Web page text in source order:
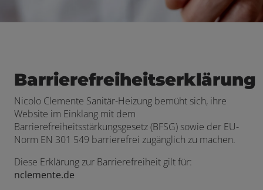
Barrierefreiheitserklärung
Nicolo Clemente Sanitär-Heizung bemüht sich, ihre
Website im Einklang mit dem
Barrierefreiheitsstärkungsgesetz (BFSG) sowie der EU-
Norm EN 301 549 barrierefrei zugänglich zu machen.
Diese Erklärung zur Barrierefreiheit gilt für:
nclemente.de